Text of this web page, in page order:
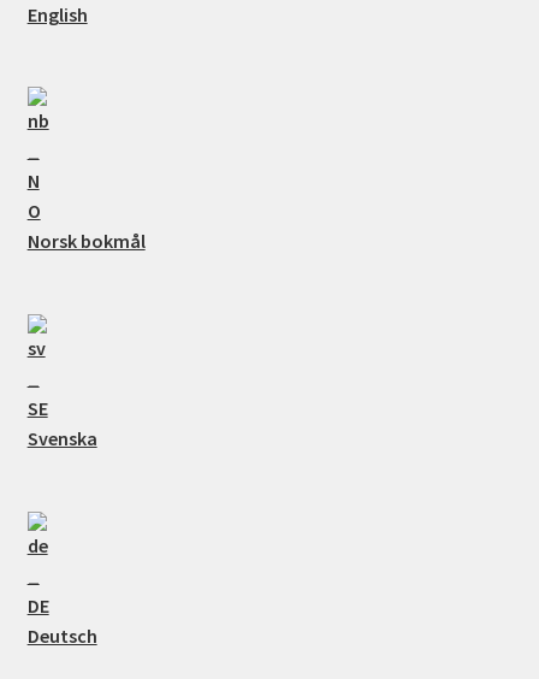
English
Norsk bokmål
Svenska
Deutsch